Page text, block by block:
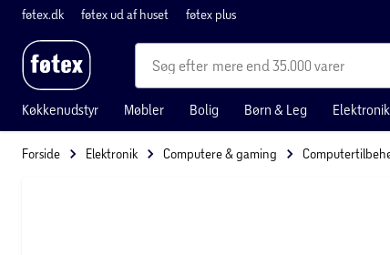
føtex.dk føtex ud af huset føtex plus
mere end 35.000 varer
Køkkenudstyr Møbler Bolig Børn & Leg Elektronik
Forside Elektronik Computere & gaming